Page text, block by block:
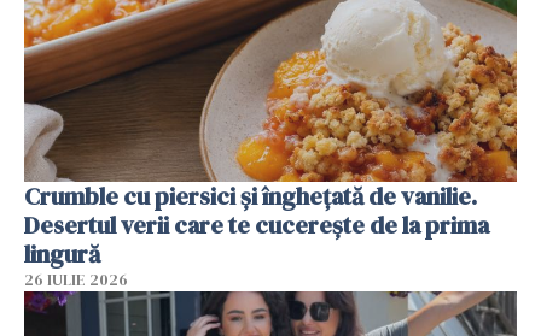
Crumble cu piersici și înghețată de vanilie.
Desertul verii care te cucerește de la prima
lingură
26 IULIE 2026